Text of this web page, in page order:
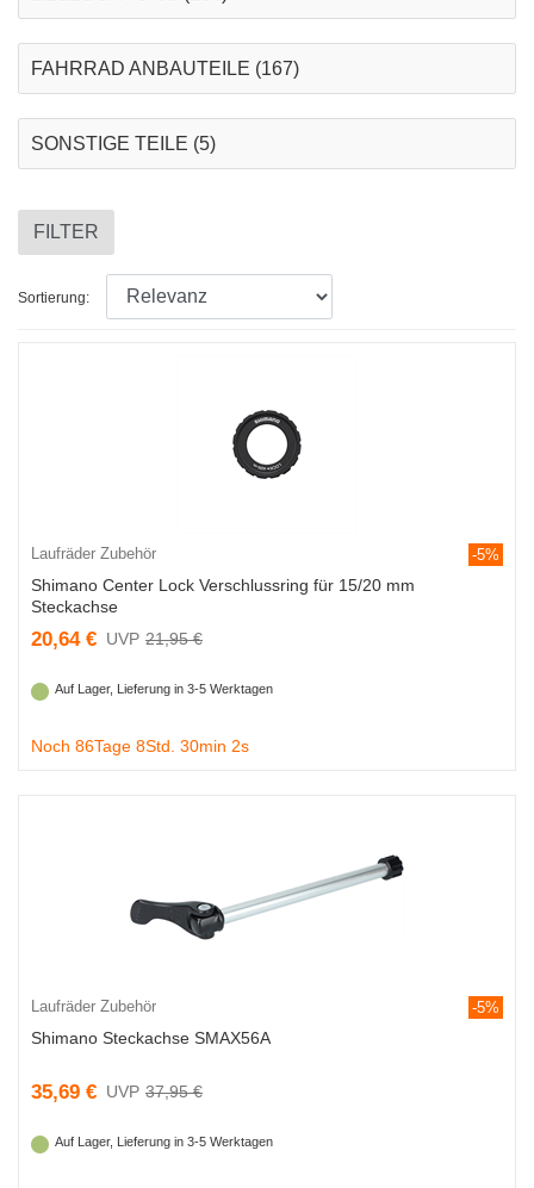
FAHRRAD ANBAUTEILE (167)
SONSTIGE TEILE (5)
FILTER
Sortierung:
Laufräder Zubehör -5%
Shimano Center Lock Verschlussring für 15/20 mm
Steckachse
20,64 € 21,95 €
Auf Lager, Lieferung in 3-5 Werktagen
Noch 86Tage 8Std. 30min 1s
Laufräder Zubehör -5%
Shimano Steckachse SMAX56A
35,69 € 37,95 €
Auf Lager, Lieferung in 3-5 Werktagen